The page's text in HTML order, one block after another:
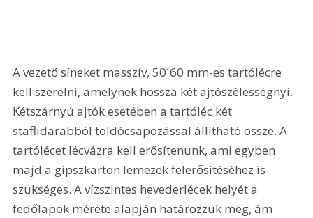
A vezető síneket masszív, 50´60 mm-es tartólécre
kell szerelni, amelynek hossza két ajtószélességnyi.
Kétszárnyú ajtók esetében a tartóléc két
staflidarabból toldócsapozással állítható össze. A
tartólécet lécvázra kell erősítenünk, ami egyben
majd a gipszkarton lemezek felerősítéséhez is
szükséges. A vízszintes hevederlécek helyét a
fedőlapok mérete alapján határozzuk meg, ám